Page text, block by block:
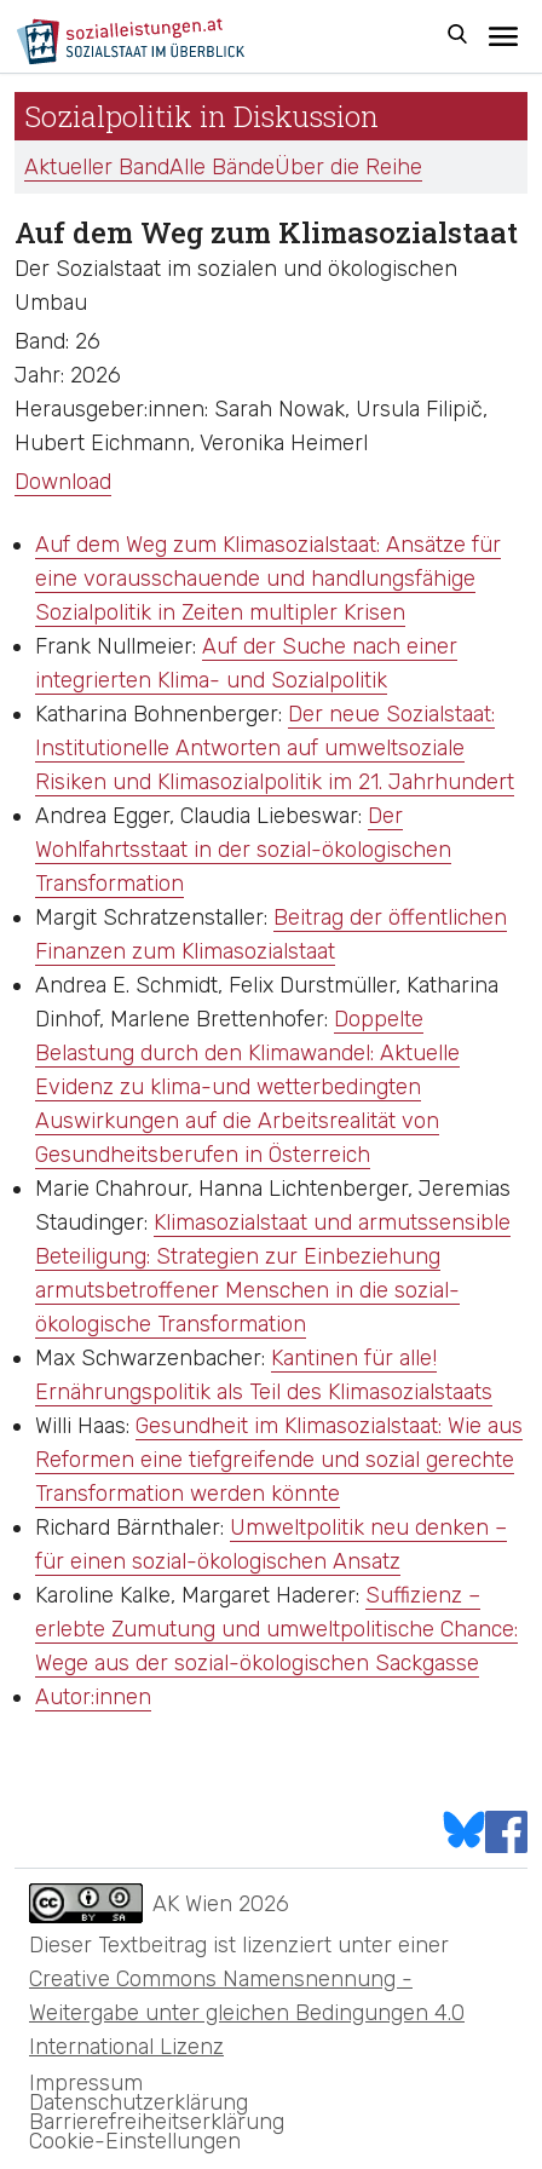
Sozialpolitik in Diskussion
Aktueller BandAlle BändeÜber die Reihe
Auf dem Weg zum Klimasozialstaat
Der Sozialstaat im sozialen und ökologischen
Umbau
Band: 26
Jahr: 2026
Herausgeber:innen: Sarah Nowak, Ursula Filipič,
Hubert Eichmann, Veronika Heimerl
Download
Auf dem Weg zum Klimasozialstaat: Ansätze für
eine vorausschauende und handlungsfähige
Sozialpolitik in Zeiten multipler Krisen
Frank Nullmeier: Auf der Suche nach einer
integrierten Klima- und Sozialpolitik
Katharina Bohnenberger: Der neue Sozialstaat:
Institutionelle Antworten auf umweltsoziale
Risiken und Klimasozialpolitik im 21. Jahrhundert
Andrea Egger, Claudia Liebeswar: Der
Wohlfahrtsstaat in der sozial-ökologischen
Transformation
Margit Schratzenstaller: Beitrag der öffentlichen
Finanzen zum Klimasozialstaat
Andrea E. Schmidt, Felix Durstmüller, Katharina
Dinhof, Marlene Brettenhofer: Doppelte
Belastung durch den Klimawandel: Aktuelle
Evidenz zu klima-und wetterbedingten
Auswirkungen auf die Arbeitsrealität von
Gesundheitsberufen in Österreich
Marie Chahrour, Hanna Lichtenberger, Jeremias
Staudinger: Klimasozialstaat und armutssensible
Beteiligung: Strategien zur Einbeziehung
armutsbetroffener Menschen in die sozial-
ökologische Transformation
Max Schwarzenbacher: Kantinen für alle!
Ernährungspolitik als Teil des Klimasozialstaats
Willi Haas: Gesundheit im Klimasozialstaat: Wie aus
Reformen eine tiefgreifende und sozial gerechte
Transformation werden könnte
Richard Bärnthaler: Umweltpolitik neu denken –
für einen sozial-ökologischen Ansatz
Karoline Kalke, Margaret Haderer: Suffizienz –
erlebte Zumutung und umweltpolitische Chance:
Wege aus der sozial-ökologischen Sackgasse
Autor:innen
AK Wien 2026
Dieser Textbeitrag ist lizenziert unter einer
Creative Commons Namensnennung -
Weitergabe unter gleichen Bedingungen 4.0
International Lizenz
Impressum
Datenschutzerklärung
Barrierefreiheitserklärung
Cookie-Einstellungen